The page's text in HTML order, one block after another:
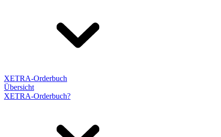
XETRA-Orderbuch
Übersicht
XETRA-Orderbuch?